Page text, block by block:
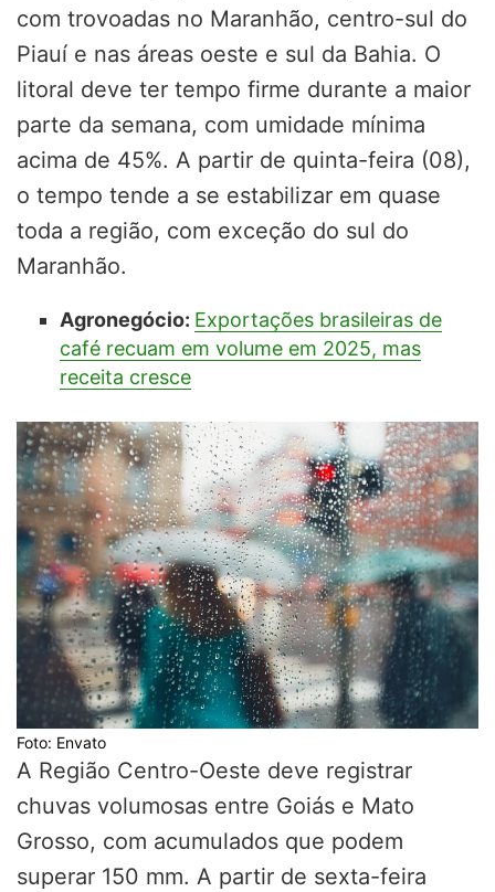
com trovoadas no Maranhão, centro-sul do
Piauí e nas áreas oeste e sul da Bahia. O
litoral deve ter tempo firme durante a maior
parte da semana, com umidade mínima
acima de 45%. A partir de quinta-feira (08),
o tempo tende a se estabilizar em quase
toda a região, com exceção do sul do
Maranhão.
Agronegócio: Exportações brasileiras de
café recuam em volume em 2025, mas
receita cresce
Foto: Envato
A Região Centro-Oeste deve registrar
chuvas volumosas entre Goiás e Mato
Grosso, com acumulados que podem
superar 150 mm. A partir de sexta-feira